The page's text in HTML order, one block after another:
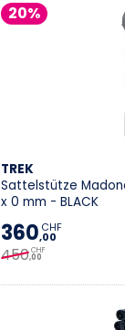
20%
TREK
Sattelstütze
x 0 mm - BLACK
360,00
CHF
450,00
CHF